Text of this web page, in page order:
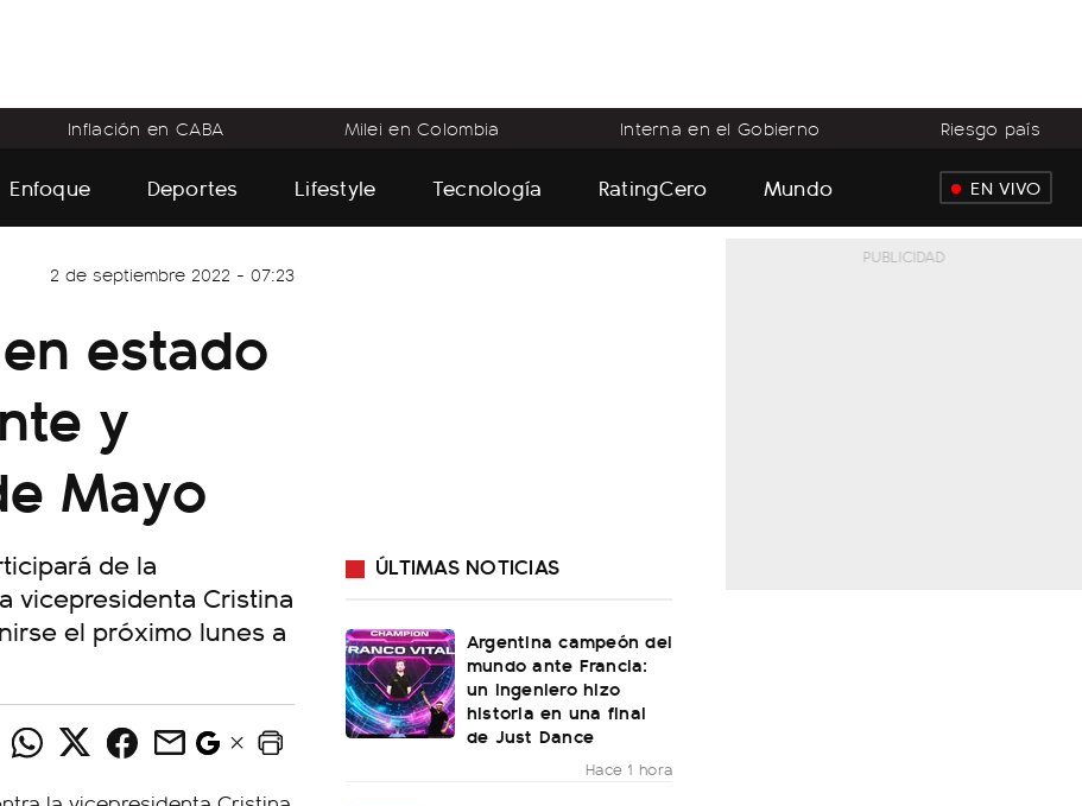
Inflación en CABA Milei en Colombia Interna en el Gobierno Riesgo país
Enfoque Deportes Lifestyle Tecnología RatingCero Mundo EN VIVO
2 de septiembre 2022 - 07:23
estado
y
Mayo
de la
vicepresidenta Cristina
el próximo lunes a
ÚLTIMAS NOTICIAS
Argentina campeón del
mundo ante Francia:
un ingeniero hizo
historia en una final
de Just Dance
Hace 1 hora